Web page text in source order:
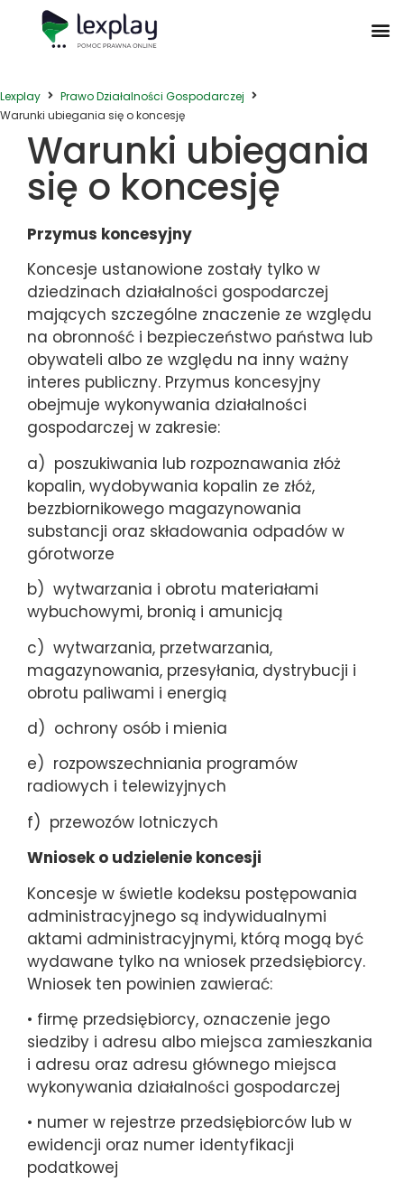
Lexplay
Prawo Działalności Gospodarczej
Warunki ubiegania się o koncesję
Warunki ubiegania
się o koncesję
Przymus koncesyjny
Koncesje ustanowione zostały tylko w
dziedzinach działalności gospodarczej
mających szczególne znaczenie ze względu
na obronność i bezpieczeństwo państwa lub
obywateli albo ze względu na inny ważny
interes publiczny. Przymus koncesyjny
obejmuje wykonywania działalności
gospodarczej w zakresie:
a) poszukiwania lub rozpoznawania złóż
kopalin, wydobywania kopalin ze złóż,
bezzbiornikowego magazynowania
substancji oraz składowania odpadów w
górotworze
b) wytwarzania i obrotu materiałami
wybuchowymi, bronią i amunicją
c) wytwarzania, przetwarzania,
magazynowania, przesyłania, dystrybucji i
obrotu paliwami i energią
d) ochrony osób i mienia
e) rozpowszechniania programów
radiowych i telewizyjnych
f) przewozów lotniczych
Wniosek o udzielenie koncesji
Koncesje w świetle kodeksu postępowania
administracyjnego są indywidualnymi
aktami administracyjnymi, którą mogą być
wydawane tylko na wniosek przedsiębiorcy.
Wniosek ten powinien zawierać:
• firmę przedsiębiorcy, oznaczenie jego
siedziby i adresu albo miejsca zamieszkania
i adresu oraz adresu głównego miejsca
wykonywania działalności gospodarczej
• numer w rejestrze przedsiębiorców lub w
ewidencji oraz numer identyfikacji
podatkowej